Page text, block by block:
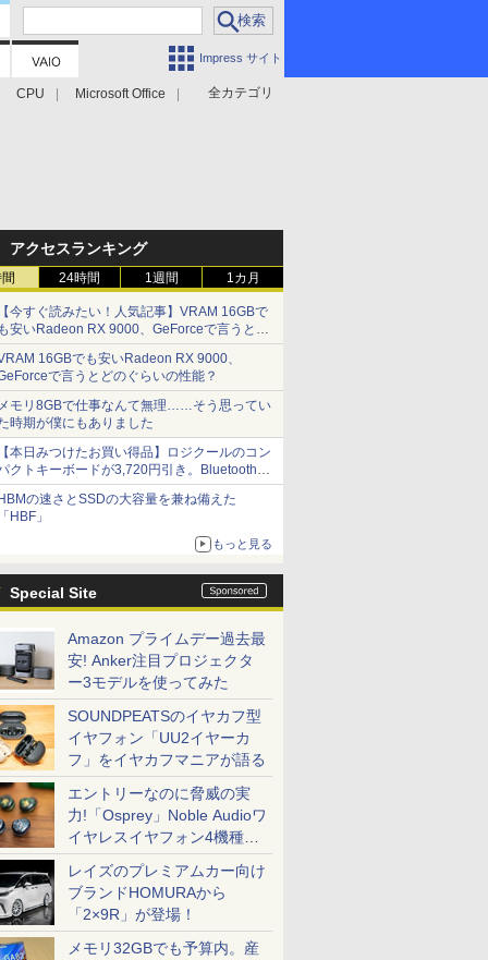
Impress サイト
全カテゴリ
CPU Microsoft Office
アクセスランキング
24時間 1週間 1カ月
今すぐ読みたい！人気記事】VRAM 16GBで
安いRadeon RX 9000、GeForceで言うとど
ぐらいの性能？ - PC Watch
16GBでも安いRadeon RX 9000、
で言うとどのぐらいの性能？
モリ8GBで仕事なんて無理……そう思ってい
時期が僕にもありました
本日みつけたお買い得品】ロジクールのコン
クトキーボードが3,720円引き。Bluetoothで3
接続対応
の速さとSSDの大容量を兼ね備えた
HBF」
もっと見る
Special Site
Amazon プライムデー過去最
安! Anker注目プロジェクタ
ー3モデルを使ってみた
SOUNDPEATSのイヤカフ型
イヤフォン「UU2イヤーカ
フ」をイヤカフマニアが語る
エントリーなのに脅威の実
力!「Osprey」Noble Audioワ
イヤレスイヤフォン4機種を
一気に聴く
レイズのプレミアムカー向け
ブランドHOMURAから
「2×9R」が登場！
メモリ32GBでも予算内。産